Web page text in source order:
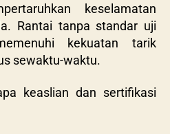
keselamatan
Rantai tanpa standar uji
kekuatan tarik
sewaktu-waktu.
keaslian dan sertifikasi